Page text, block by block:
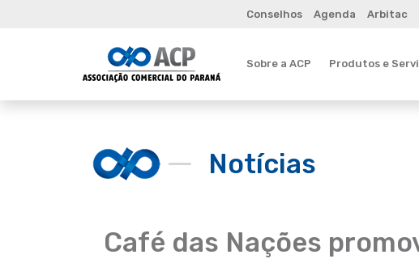
Conselhos Agenda Arbitac
Sobre a ACP Produtos e
Notícias
Café das Nações